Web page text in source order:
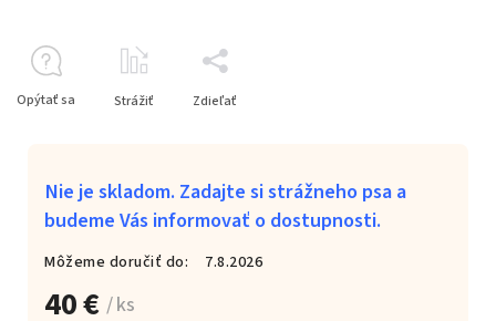
40 € / ks
Nie je skladom. Zadajte si strážneho psa a
budeme Vás informovať o dostupnosti.
Môžeme doručiť do: 7.8.2026
Opýtať sa Strážiť Zdieľať